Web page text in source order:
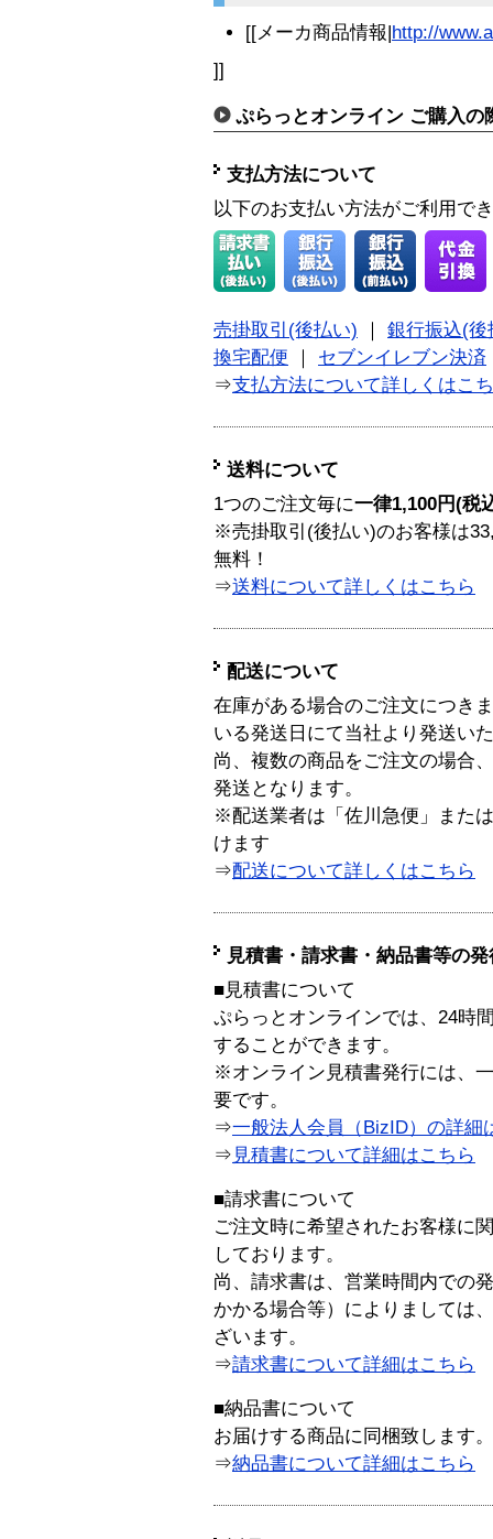
[[メーカ商品情報|http://
]]
ぷらっとオンライン ご購入の
支払方法について
以下のお支払い方法がご利用で
売掛取引(後払い) ｜ 銀行振込(後
換宅配便 ｜ セブンイレブン決済
⇒支払方法について詳しくはこ
送料について
1つのご注文毎に一律1,100円(税
※売掛取引(後払い)のお客様は
無料！
⇒送料について詳しくはこちら
配送について
在庫がある場合のご注文につき
いる発送日にて当社より発送い
尚、複数の商品をご注文の場合
発送となります。
※配送業者は「佐川急便」また
けます
⇒配送について詳しくはこちら
見積書・請求書・納品書等の
■見積書について
ぷらっとオンラインでは、24時
することができます。
※オンライン見積書発行には、
要です。
⇒一般法人会員（BizID）の詳細
⇒ 見積書について詳細はこちら
■請求書について
ご注文時に希望されたお客様に
しております。
尚、請求書は、営業時間内での
かかる場合等）によりましては
ざいます。
⇒請求書について詳細はこちら
■納品書について
お届けする商品に同梱致します。
⇒納品書について詳細はこちら